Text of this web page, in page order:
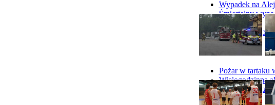
Wypadek na
Śmiertelny
Góry
Wypadek na
Pożar w tartaku
Wielogodzinna
Pożar hali